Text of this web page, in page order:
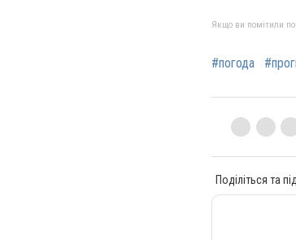
Якщо ви помітили
#погода
Поділіться та